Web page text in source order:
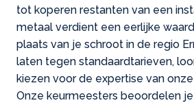
tot koperen restanten van een
metaal verdient een eerlijke
plaats van je schroot in de regio
laten tegen standaardtarieven,
kiezen voor de expertise van
Onze keurmeesters beoordelen